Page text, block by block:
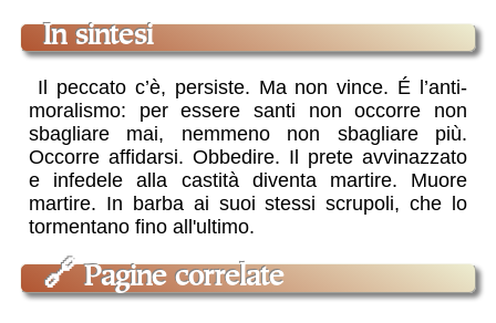
in sintesi
Il peccato c’è, persiste. Ma non vince. É l’anti-
moralismo: per essere santi non occorre non
sbagliare mai, nemmeno non sbagliare più.
Occorre affidarsi. Obbedire. Il prete avvinazzato
e infedele alla castità diventa martire. Muore
martire. In barba ai suoi stessi scrupoli, che lo
tormentano fino all'ultimo.
🔗 Pagine correlate